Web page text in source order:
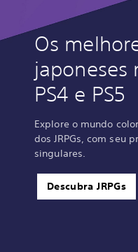
Os
japoneses
PS4 e PS5
Explore o mundo
dos JRPGs, com seu
singulares.
Descubra JRPGs